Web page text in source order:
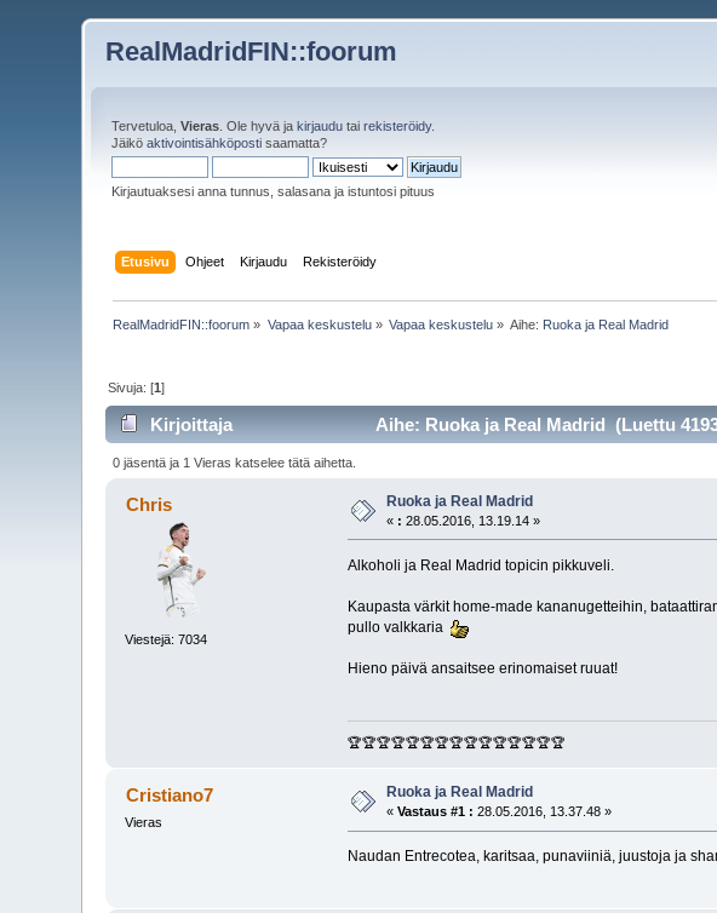
RealMadridFIN::foorum
Tervetuloa,Vieras . Ole hyvä jakirjaudu tairekisteröidy.
Jäiköaktivointisähköposti saamatta?
Kirjautuaksesi anna tunnus, salasana ja istuntosi pituus
Etusivu Ohjeet Kirjaudu Rekisteröidy
RealMadridFIN::foorum » Vapaa keskustelu» Vapaa keskustelu » Aihe: Ruoka ja Real Madrid
Sivuja: [1]
Kirjoittaja Aihe: Ruoka ja Real Madrid (Luettu
0 jäsentä ja 1 Vieras katselee tätä aihetta.
Chris
Viestejä: 7034
Ruoka ja Real Madrid
« : 28.05.2016, 13.19.14 »
Alkoholi ja Real Madrid topicin pikkuveli.
Kaupasta värkit home-made kananugetteihin,
pullo valkkaria
Hieno päivä ansaitsee erinomaiset ruuat!
🏆🏆🏆🏆🏆🏆🏆🏆🏆🏆🏆🏆🏆🏆🏆
Cristiano7
Vieras
Ruoka ja Real Madrid
«Vastaus #1 : 28.05.2016, 13.37.48 »
Naudan Entrecotea, karitsaa, punaviiniä, juustoja ja